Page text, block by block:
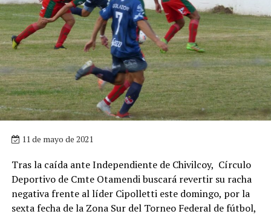
11 de mayo de 2021
Tras la caída ante Independiente de Chivilcoy, Círculo
Deportivo de Cmte Otamendi buscará revertir su racha
negativa frente al líder Cipolletti este domingo, por la
sexta fecha de la Zona Sur del Torneo Federal de fútbol,